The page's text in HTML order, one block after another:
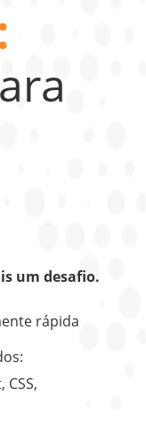
um desafio.
rápida